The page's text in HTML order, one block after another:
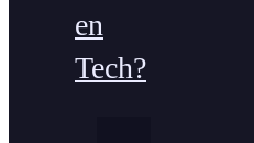
en
Tech?